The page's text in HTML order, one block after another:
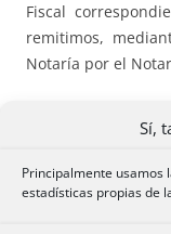
Sí,
Principalmente usamos
estadísticas propias de
Fiscal
remitimos,
Notaría por el
En efecto, en el
escribimos lo
Dirección
Cataluña-de 19 de